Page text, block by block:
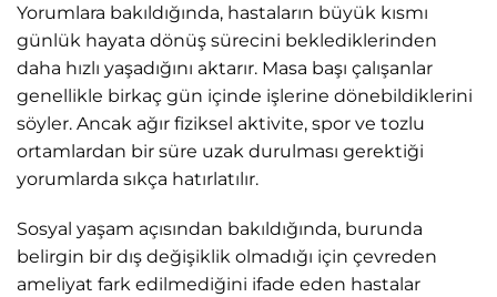
Yorumlara bakıldığında, hastaların büyük kısmı
günlük hayata dönüş sürecini beklediklerinden
daha hızlı yaşadığını aktarır. Masa başı çalışanlar
genellikle birkaç gün içinde işlerine dönebildiklerini
söyler. Ancak ağır fiziksel aktivite, spor ve tozlu
ortamlardan bir süre uzak durulması gerektiği
yorumlarda sıkça hatırlatılır.
Sosyal yaşam açısından bakıldığında, burunda
belirgin bir dış değişiklik olmadığı için çevreden
ameliyat fark edilmediğini ifade eden hastalar